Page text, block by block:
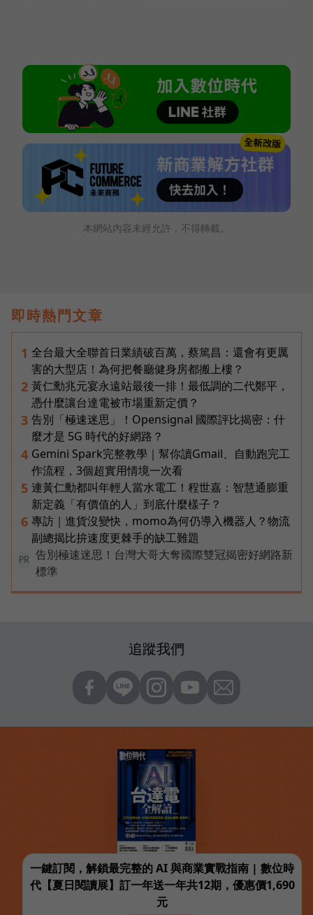
本網站內容未經允許，不得轉載。
即時熱門文章
1 全台最大全聯首日業績破百萬，蔡篤昌：還會有更厲
害的大型店！為何把餐廳健身房都搬上樓？
2 黃仁勳兆元宴永遠站最後一排！最低調的二代鄭平，
憑什麼讓台達電被市場重新定價？
3 告別「極速迷思」！Opensignal 國際評比揭密：什
麼才是 5G 時代的好網路？
4 Gemini Spark完整教學｜幫你讀Gmail、自動跑完工
作流程，3個超實用情境一次看
5 連黃仁勳都叫年輕人當水電工！程世嘉：智慧通膨重
新定義「有價值的人」到底什麼樣子？
6 專訪｜進貨沒變快，momo為何仍導入機器人？物流
副總揭比拚速度更棘手的缺工難題
PR
告別極速迷思！台灣大哥大奪國際雙冠揭密好網路新
標準
追蹤我們
一鍵訂閱，解鎖最完整的 AI 與商業實戰指南 | 數位時
代【夏日閱讀展】訂一年送一年共12期，優惠價1,690
元